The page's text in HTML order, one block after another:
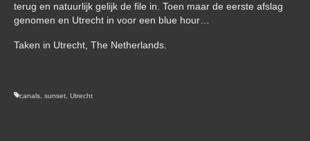
terug en natuurlijk gelijk de file in. Toen maar de eerste afslag
genomen en Utrecht in voor een blue hour…
Taken in Utrecht, The Netherlands.
canals sunset Utrecht